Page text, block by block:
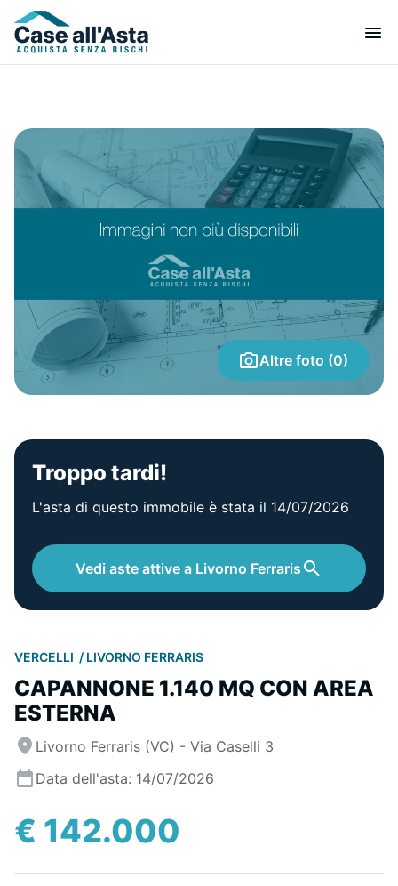
Altre foto (0)
Troppo tardi!
L'asta di questo immobile è stata il 14/07/2026
Vedi aste attive a Livorno Ferraris
VERCELLI LIVORNO FERRARIS
CAPANNONE 1.140 MQ CON AREA
ESTERNA
Livorno Ferraris (VC) - Via Caselli 3
Data dell'asta: 14/07/2026
€ 142.000